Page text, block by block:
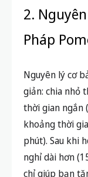
2.
Pháp
Nguyên lý cơ
giản: chia nhỏ
thời gian ngắn
khoảng thời
phút). Sau khi
nghỉ dài hơn
chỉ giúp bạn